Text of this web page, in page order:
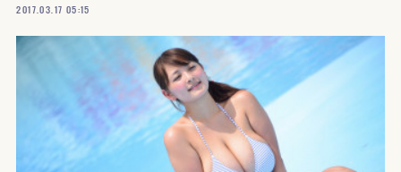
2017.03.17 05:15